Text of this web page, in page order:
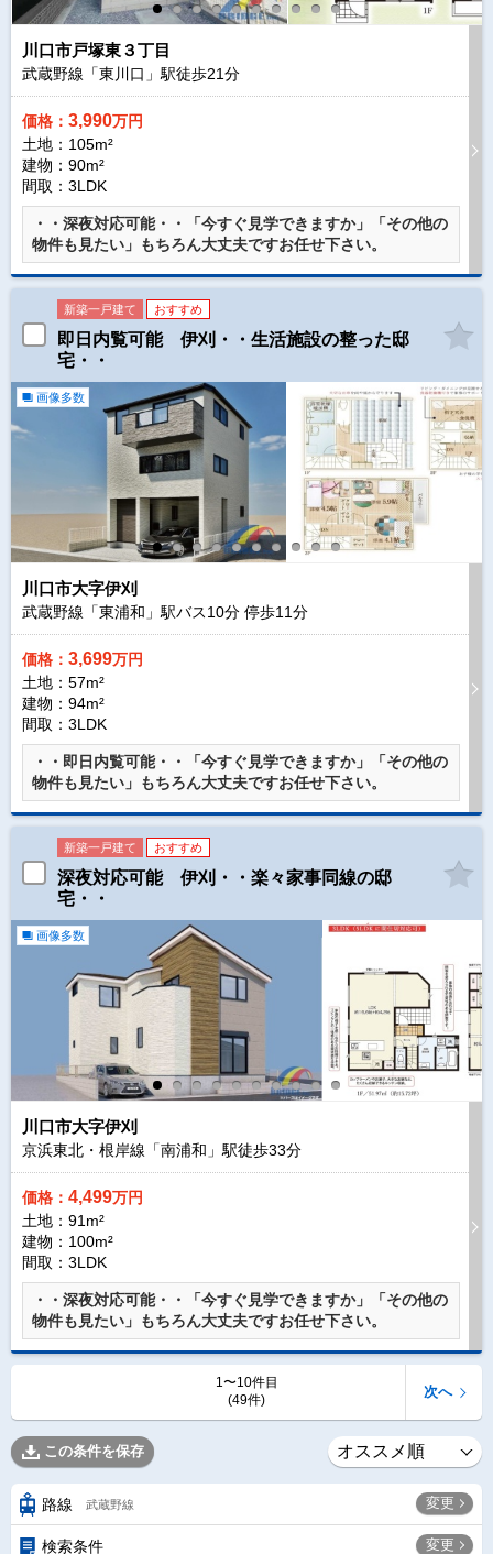
川口市戸塚東３丁目
武蔵野線「東川口」駅徒歩21分
価格： 3,990万円
土地：105m²
建物：90m²
間取：3LDK
・・深夜対応可能・・「今すぐ見学できますか」「その他の
物件も見たい」もちろん大丈夫ですお任せ下さい。
新築一戸建て おすすめ
即日内覧可能 伊刈・・生活施設の整った邸
宅・・
画像多数
川口市大字伊刈
武蔵野線「東浦和」駅バス10分 停歩11分
価格： 3,699万円
土地：57m²
建物：94m²
間取：3LDK
・・即日内覧可能・・「今すぐ見学できますか」「その他の
物件も見たい」もちろん大丈夫ですお任せ下さい。
新築一戸建て おすすめ
深夜対応可能 伊刈・・楽々家事同線の邸
宅・・
画像多数
川口市大字伊刈
京浜東北・根岸線「南浦和」駅徒歩33分
価格： 4,499万円
土地：91m²
建物：100m²
間取：3LDK
・・深夜対応可能・・「今すぐ見学できますか」「その他の
物件も見たい」もちろん大丈夫ですお任せ下さい。
1〜10件目
(49件)
次へ
この条件を保存
路線 武蔵野線 変更
検索条件 変更